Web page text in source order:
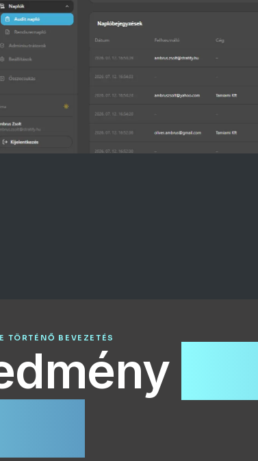
TÖRTÉNŐ BEVEZETÉS